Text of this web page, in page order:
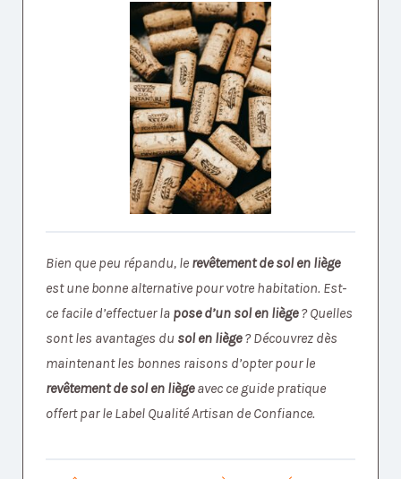
Bien que peu répandu, le revêtement de sol en liège
est une bonne alternative pour votre habitation. Est-
ce facile d’effectuer la pose d’un sol en liège? Quelles
sont les avantages du sol en liège?Découvrez dès
maintenant les bonnes raisons d’opter pour le
revêtement de sol en liègeavec ce guide pratique
offert par le Label Qualité Artisan de Confiance.